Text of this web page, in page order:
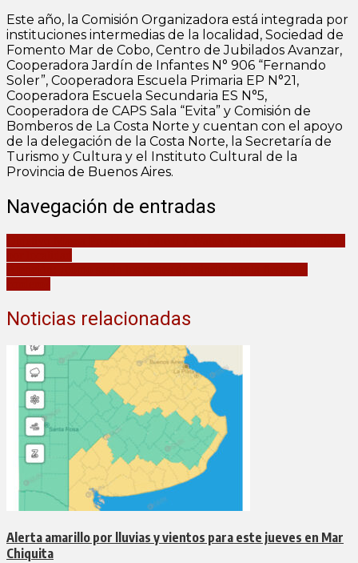
Este año, la Comisión Organizadora está integrada por
instituciones intermedias de la localidad, Sociedad de
Fomento Mar de Cobo, Centro de Jubilados Avanzar,
Cooperadora Jardín de Infantes N° 906 “Fernando
Soler”, Cooperadora Escuela Primaria EP N°21,
Cooperadora Escuela Secundaria ES N°5,
Cooperadora de CAPS Sala “Evita” y Comisión de
Bomberos de La Costa Norte y cuentan con el apoyo
de la delegación de la Costa Norte, la Secretaría de
Turismo y Cultura y el Instituto Cultural de la
Provincia de Buenos Aires.
Navegación de entradas
Noticias relacionadas
Alerta amarillo por lluvias y vientos para este jueves en Mar
Chiquita